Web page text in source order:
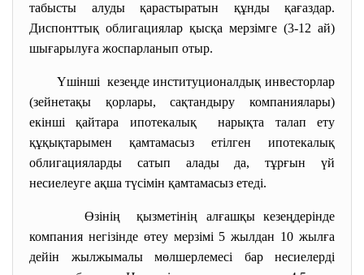
табысты алуды қарастыратын құнды қағаздар.
Диспонттық облигациялар қысқа мерзімге (3-12 ай)
шығарылуға жоспарланып отыр.
Үшінші кезеңде институционалдық инвесторлар
(зейнетақы қорлары, сақтандыру компаниялары)
екінші қайтара ипотекалық нарықта талап ету
құқықтарымен қамтамасыз етілген ипотекалық
облигацияларды сатып алады да, тұрғын үй
несиелеуге ақша түсімін қамтамасыз етеді.
Өзінің қызметінің алғашқы кезеңдерінде
компания негізінде өтеу мерзімі 5 жылдан 10 жылға
дейін жылжымалы мөлшерлемесі бар несиелерді